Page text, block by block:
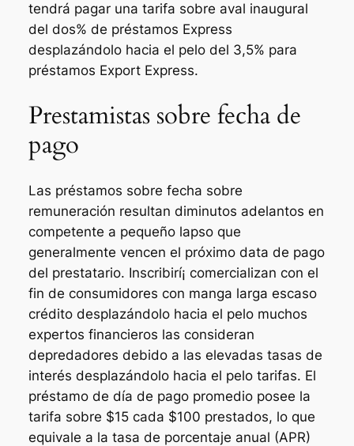
tendrá pagar una tarifa sobre aval inaugural
del dos% de préstamos Express
desplazándolo hacia el pelo del 3,5% para
préstamos Export Express.
Prestamistas sobre fecha de
pago
Las préstamos sobre fecha sobre
remuneración resultan diminutos adelantos en
competente a pequeño lapso que
generalmente vencen el próximo data de pago
del prestatario. Inscribirí¡ comercializan con el
fin de consumidores con manga larga escaso
crédito desplazándolo hacia el pelo muchos
expertos financieros las consideran
depredadores debido a las elevadas tasas de
interés desplazándolo hacia el pelo tarifas. El
préstamo de día de pago promedio posee la
tarifa sobre $15 cada $100 prestados, lo que
equivale a la tasa de porcentaje anual (APR)